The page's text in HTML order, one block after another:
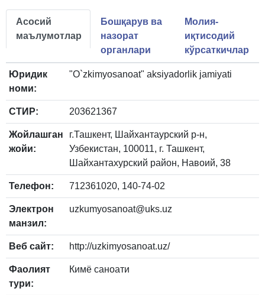
Асосий
маълумотлар
Бошқарув ва
назорат
органлари
Молия-
иқтисодий
кўрсаткичлар
Юридик
номи:
"O`zkimyosanoat" aksiyadorlik jamiyati
СТИР: 203621367
Жойлашган
жойи:
г.Ташкент, Шайхантаурский р-н,
Узбекистан, 100011, г. Ташкент,
Шайхантахурский район, Навоий, 38
Телефон: 712361020, 140-74-02
Электрон
манзил:
uzkumyosanoat@uks.uz
Веб сайт: http://uzkimyosanoat.uz/
Фаолият
тури:
Кимё саноати